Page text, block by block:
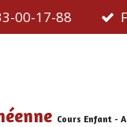
00-17-88
Cours Enfant -